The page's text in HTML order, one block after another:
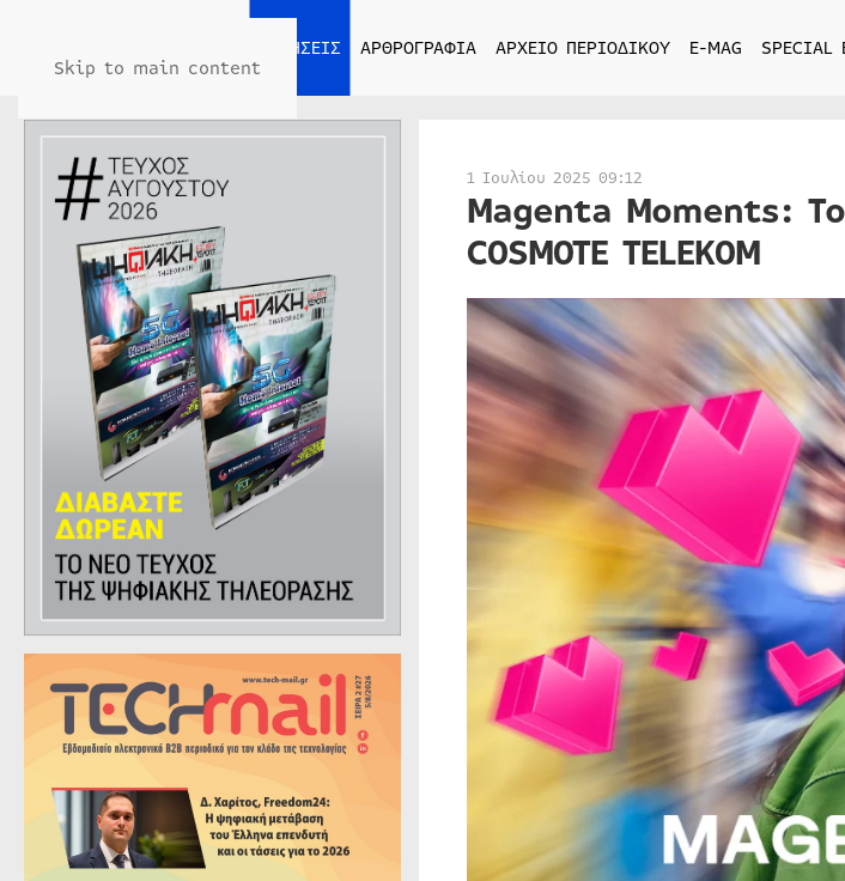
Skip to main content
ΕΙΔΗΣΕΙΣ ΑΡΘΡΟΓΡΑΦΙΑ ΑΡΧΕΙΟ ΠΕΡΙΟΔΙΚΟΥ E-MAG SPECIAL
1 Ιουλίου 2025 09:12
Magenta Moments:
COSMOTE TELEKOM